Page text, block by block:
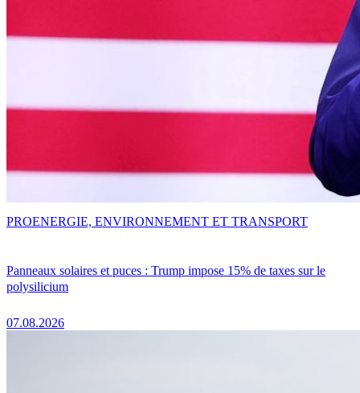
Panneaux solaires et puces : Trump impose 15% de taxes sur le
polysilicium
07.08.2026
PROENERGIE, ENVIRONNEMENT ET TRANSPORT